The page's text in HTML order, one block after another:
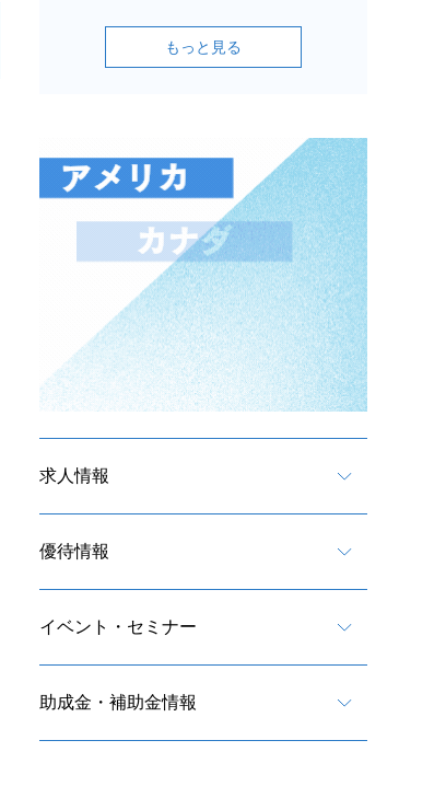
もっと見る
求人情報
優待情報
イベント・セミナー
助成金・補助金情報